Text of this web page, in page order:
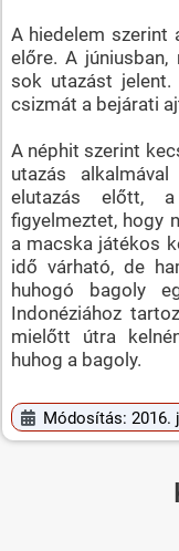
A hiedelem szerint
előre. A
sok utazást
csizmát a bejárati
A néphit szerint
utazás
elutazás előtt,
figyelmeztet, hogy
a macska játékos
idő várható, de
huhogó bagoly
Indonéziához
mielőtt útra
huhog a bagoly.
Módosítás: 2016.